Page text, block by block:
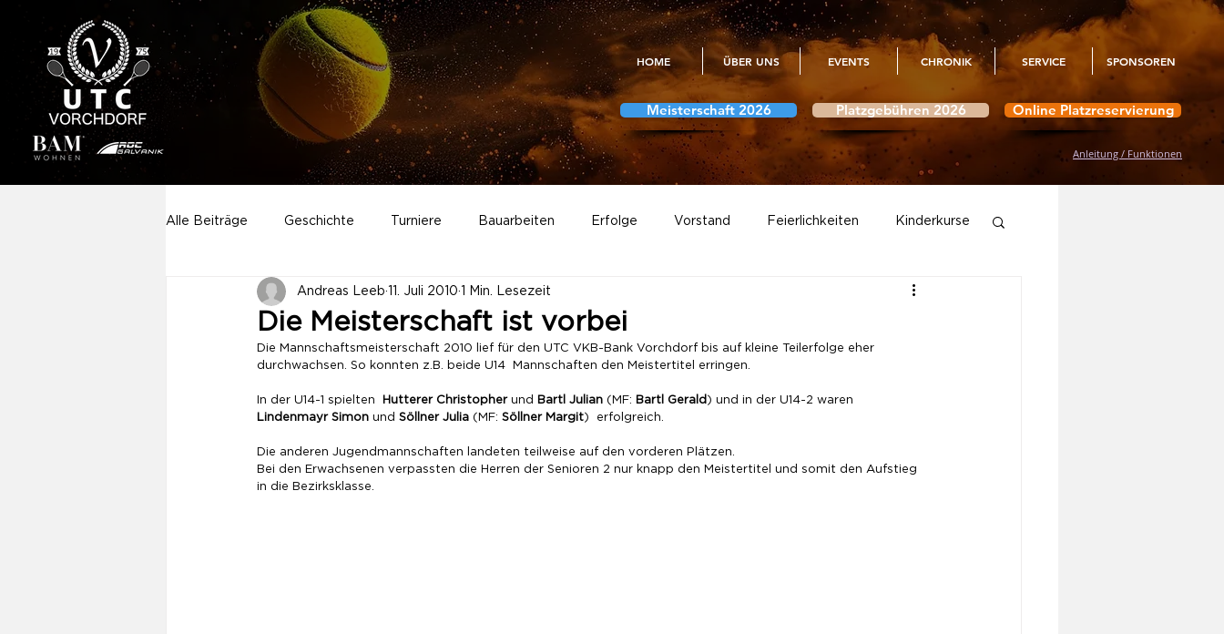
HOME ÜBER UNS EVENTS CHRONIK SERVICE SPONSOREN
Meisterschaft 2026 Platzgebühren 2026 Online Platzreservierung
Anleitung / Funktionen
Alle Beiträge Geschichte Turniere Bauarbeiten Erfolge Vorstand Feierlichkeiten Kinderkurse
Aktivitäten Sponsoring Meisterschaft Vereinsmeisterschaften
Neuigkeiten Startseite Abstimmungen
Die Meisterschaft ist vorbei
Andreas Leeb 11. Juli 2010 1 Min. Lesezeit
Die Mannschaftsmeisterschaft 2010 lief für den UTC VKB-Bank Vorchdorf bis auf kleine Teilerfolge eher
durchwachsen. So konnten z.B. beide U14  Mannschaften den Meistertitel erringen.
In der U14-1 spielten Hutterer Christopher und Bartl Julian (MF: Bartl Gerald ) und in der U14-2 waren
Lindenmayr Simon und Söllner Julia (MF: Söllner Margit)  erfolgreich.
Die anderen Jugendmannschaften landeten teilweise auf den vorderen Plätzen.
Bei den Erwachsenen verpassten die Herren der Senioren 2 nur knapp den Meistertitel und somit den Aufstieg
in die Bezirksklasse.